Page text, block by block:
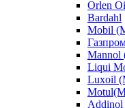
Orlen
Bardahl
Mobil
Liqui
Luxoil